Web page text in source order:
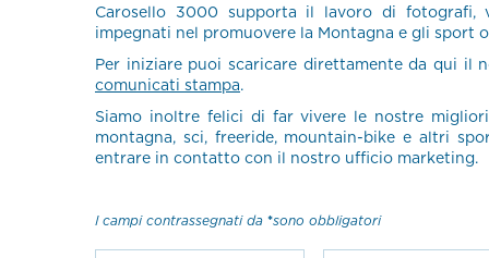
Carosello 3000 supporta il lavoro di fotografi,
impegnati nel promuovere la Montagna e gli sport
Per iniziare puoi scaricare direttamente da qui il
comunicati stampa.
Siamo inoltre felici di far vivere le nostre
montagna, sci, freeride, mountain-bike e altri
entrare in contatto con il nostro ufficio marketing.
I campi contrassegnati da sono obbligatori